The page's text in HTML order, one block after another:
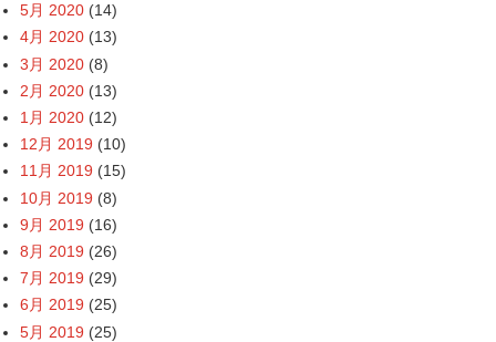
5月 2020 (14)
4月 2020 (13)
3月 2020 (8)
2月 2020 (13)
1月 2020 (12)
12月 2019 (10)
11月 2019 (15)
10月 2019 (8)
9月 2019 (16)
8月 2019 (26)
7月 2019 (29)
6月 2019 (25)
5月 2019 (25)